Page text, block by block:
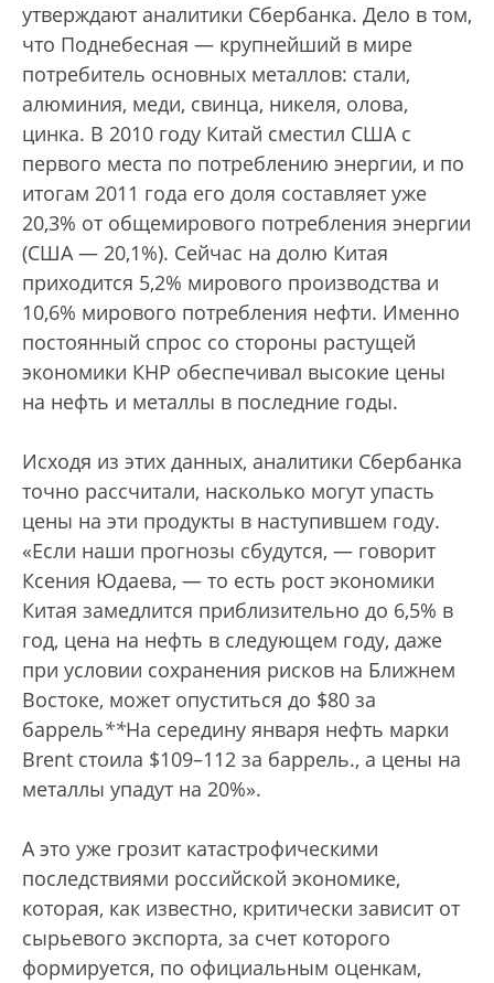
утверждают аналитики Сбербанка. Дело в том,
что Поднебесная — крупнейший в мире
потребитель основных металлов: стали,
алюминия, меди, свинца, никеля, олова,
цинка. В 2010 году Китай сместил США с
первого места по потреблению энергии, и по
итогам 2011 года его доля составляет уже
20,3% от общемирового потребления энергии
(США — 20,1%). Сейчас на долю Китая
приходится 5,2% мирового производства и
10,6% мирового потребления нефти. Именно
постоянный спрос со стороны растущей
экономики КНР обеспечивал высокие цены
на нефть и металлы в последние годы.
Исходя из этих данных, аналитики Сбербанка
точно рассчитали, насколько могут упасть
цены на эти продукты в наступившем году.
«Если наши прогнозы сбудутся, — говорит
Ксения Юдаева, — то есть рост экономики
Китая замедлится приблизительно до 6,5% в
год, цена на нефть в следующем году, даже
при условии сохранения рисков на Ближнем
Востоке, может опуститься до $80 за
баррель**На середину января нефть марки
Brent стоила $109–112 за баррель., а цены на
металлы упадут на 20%».
А это уже грозит катастрофическими
последствиями российской экономике,
которая, как известно, критически зависит от
сырьевого экспорта, за счет которого
формируется, по официальным оценкам,